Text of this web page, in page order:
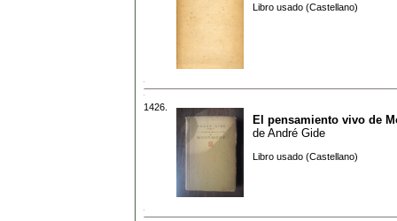
Libro usado (Castellano)
1426.
El pensamiento vivo de
de André Gide
Libro usado (Castellano)